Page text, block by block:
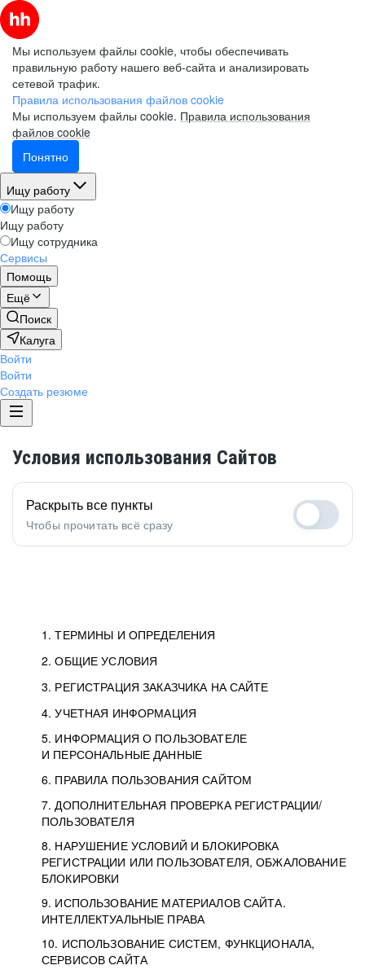
Мы используем файлы cookie, чтобы обеспечивать
правильную работу нашего веб-сайта и анализировать
сетевой трафик.
Правила использования файлов cookie
Мы используем файлы cookie. Правила использования
файлов cookie
Понятно
Ищу работу
Ищу работу
Ищу работу
Ищу сотрудника
Сервисы
Помощь
Ещё
Поиск
Калуга
Войти
Войти
Создать резюме
Условия использования Сайтов
1. ТЕРМИНЫ И ОПРЕДЕЛЕНИЯ
2. ОБЩИЕ УСЛОВИЯ
3. РЕГИСТРАЦИЯ ЗАКАЗЧИКА НА САЙТЕ
4. УЧЕТНАЯ ИНФОРМАЦИЯ
5. ИНФОРМАЦИЯ О ПОЛЬЗОВАТЕЛЕ
И ПЕРСОНАЛЬНЫЕ ДАННЫЕ
6. ПРАВИЛА ПОЛЬЗОВАНИЯ САЙТОМ
7. ДОПОЛНИТЕЛЬНАЯ ПРОВЕРКА РЕГИСТРАЦИИ/
ПОЛЬЗОВАТЕЛЯ
8. НАРУШЕНИЕ УСЛОВИЙ И БЛОКИРОВКА
РЕГИСТРАЦИИ ИЛИ ПОЛЬЗОВАТЕЛЯ, ОБЖАЛОВАНИЕ
БЛОКИРОВКИ
9. ИСПОЛЬЗОВАНИЕ МАТЕРИАЛОВ САЙТА.
ИНТЕЛЛЕКТУАЛЬНЫЕ ПРАВА
10. ИСПОЛЬЗОВАНИЕ СИСТЕМ, ФУНКЦИОНАЛА,
СЕРВИСОВ САЙТА
Раскрыть все пункты
Чтобы прочитать всё сразу